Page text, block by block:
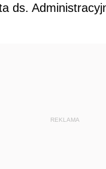
ds.
REKLAMA